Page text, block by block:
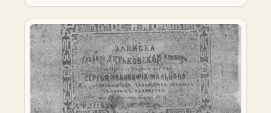
коллекционирования
профессиональных стратегиях
коллекционирования.